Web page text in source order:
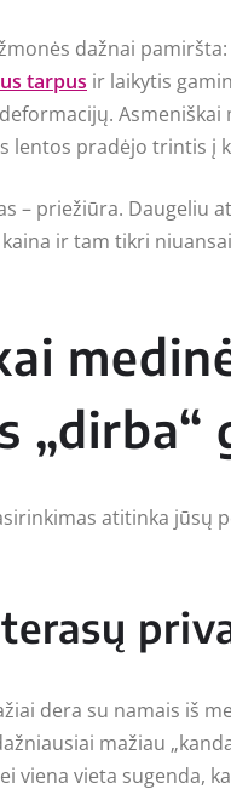
dažnai
tarpus ir laikytis
lentos pradėjo trintis į
– priežiūra. Daugeliu
ir tam tikri
„dirba“
atitinka jūsų
dera su namais iš
mažiau
viena vieta sugenda,